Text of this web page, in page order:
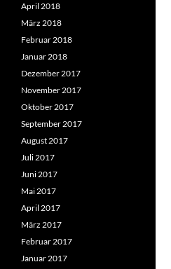
April 2018
März 2018
Februar 2018
Januar 2018
Dezember 2017
November 2017
Oktober 2017
September 2017
August 2017
Juli 2017
Juni 2017
Mai 2017
April 2017
März 2017
Februar 2017
Januar 2017